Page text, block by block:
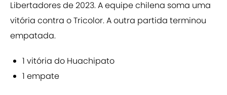
Libertadores de 2023. A equipe chilena soma uma
vitória contra o Tricolor. A outra partida terminou
empatada.
1 vitória do Huachipato
1 empate